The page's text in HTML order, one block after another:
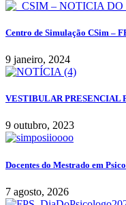
Centro de Simulação CSim –
9 janeiro, 2024
VESTIBULAR PRESENCIAL
9 outubro, 2023
Docentes do Mestrado em
7 agosto, 2026